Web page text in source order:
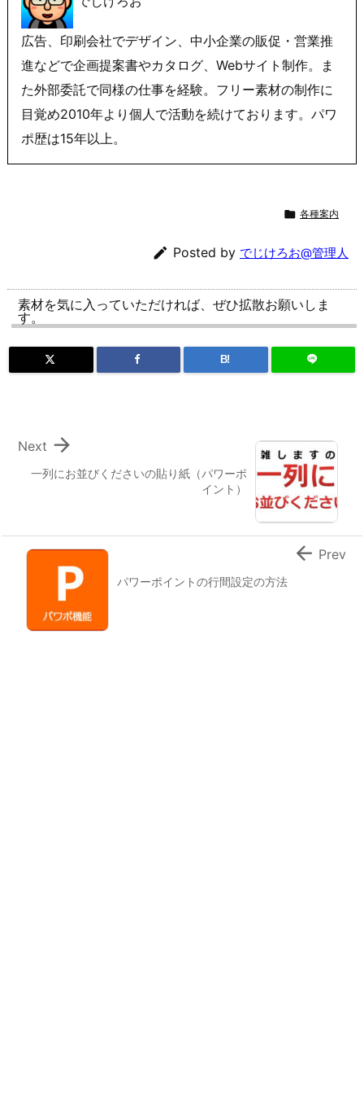
広告、印刷会社でデザイン、中小企業の販促・営業推
進などで企画提案書やカタログ、Webサイト制作。ま
た外部委託で同様の仕事を経験。フリー素材の制作に
目覚め2010年より個人で活動を続けております。パワ
ポ歴は15年以上。
 各種案内
 Posted by でじけろお@管理人
素材を気に入っていただければ、ぜひ拡散お願いしま
す。
B!
一列にお並びくださいの貼り紙（パワーポ
イント）

Next
パワーポイントの行間設定の方法
 Prev